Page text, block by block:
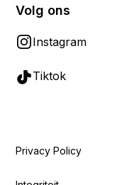
Volg ons
Instagram
Tiktok
Privacy Policy